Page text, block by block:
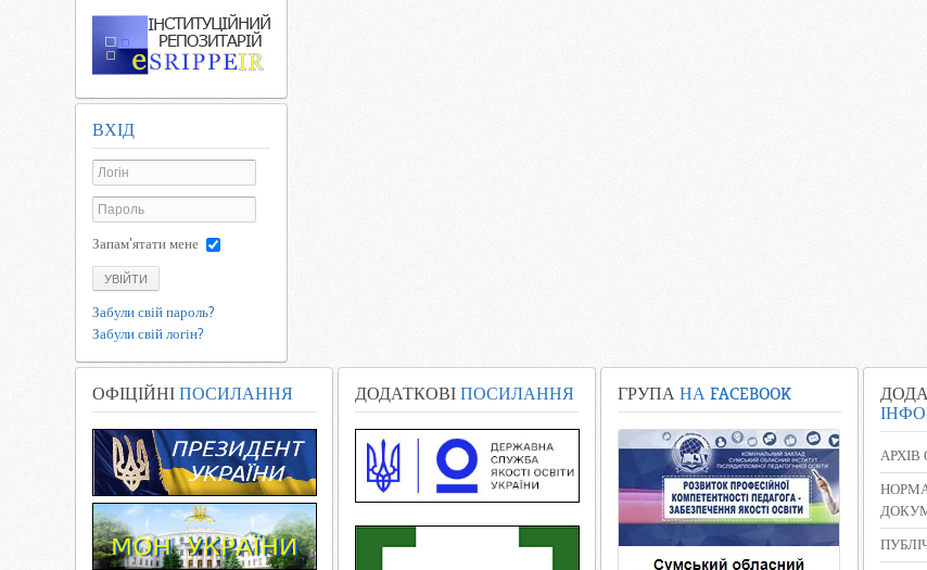
ВХІД
Запам'ятати мене
УВІЙТИ
Забули свій пароль?
Забули свій логін?
ОФІЦІЙНІ ПОСИЛАННЯ ДОДАТКОВІ ПОСИЛАННЯ ГРУПА НА FACEBOOK
АРХІВ